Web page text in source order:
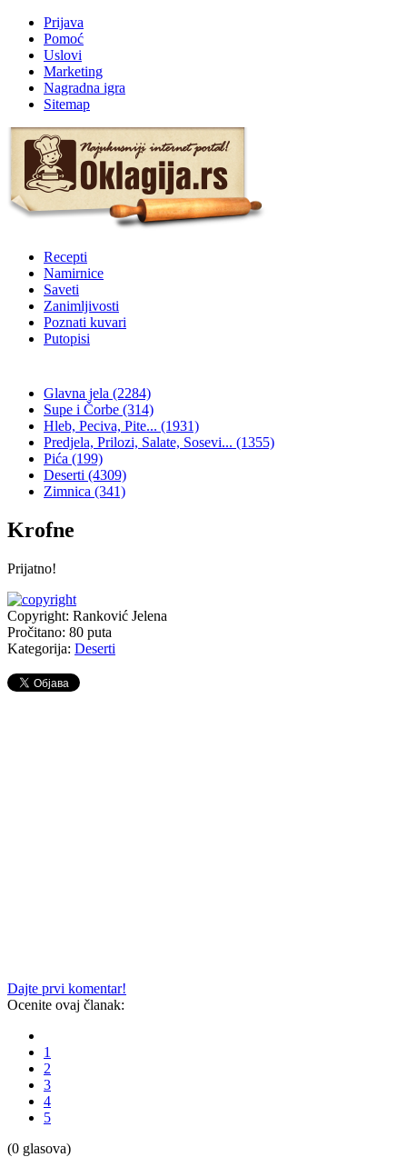
Prijava
Pomoć
Uslovi
Marketing
Nagradna igra
Sitemap
Recepti
Namirnice
Saveti
Zanimljivosti
Poznati kuvari
Putopisi
Glavna jela (2284)
Supe i Čorbe (314)
Hleb, Peciva, Pite... (1931)
Predjela, Prilozi, Salate, Sosevi... (1355)
Pića (199)
Deserti (4309)
Zimnica (341)
Krofne
Prijatno!
Copyright: Ranković Jelena
Pročitano: 80 puta
Kategorija: Deserti
Dajte prvi komentar!
Ocenite ovaj članak:
1
2
3
4
5
(0 glasova)